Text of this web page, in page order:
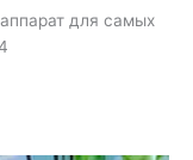
для самых